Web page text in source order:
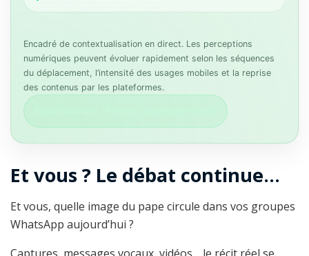
Encadré de contextualisation en direct. Les perceptions
numériques peuvent évoluer rapidement selon les séquences
du déplacement, l’intensité des usages mobiles et la reprise
des contenus par les plateformes.
Et vous ? Le débat continue…
Et vous, quelle image du pape circule dans vos groupes
WhatsApp aujourd’hui ?